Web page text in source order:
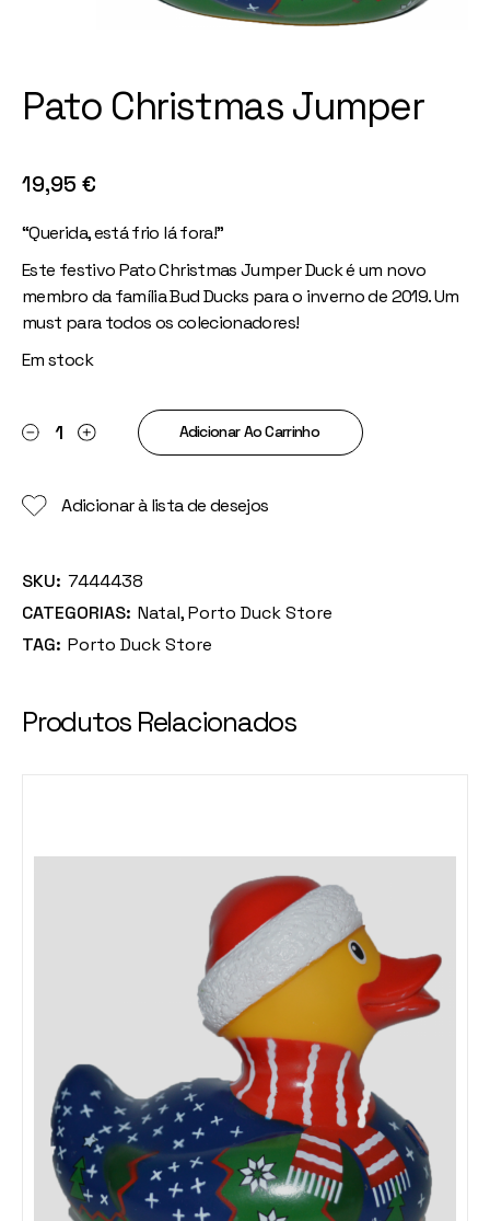
Pato Christmas Jumper
19,95 €
“Querida, está frio lá fora!”
Este festivo Pato Christmas Jumper Duck é um novo
membro da família Bud Ducks para o inverno de 2019. Um
must para todos os colecionadores!
Em stock
Pato Christmas Jumper quantity
Adicionar Ao Carrinho
Adicionar à lista de desejos
SKU: 7444438
CATEGORIAS: Natal,Porto Duck Store
TAG: Porto Duck Store
Produtos Relacionados